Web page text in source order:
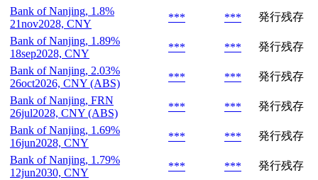
Bank of Nanjing, 1.8%
21nov2028, CNY
*** ***
発行残存
Bank of Nanjing, 1.89%
18sep2028, CNY
*** ***
発行残存
Bank of Nanjing, 2.03%
26oct2026, CNY (ABS)
*** ***
発行残存
Bank of Nanjing, FRN
26jul2028, CNY (ABS)
*** ***
発行残存
Bank of Nanjing, 1.69%
16jun2028, CNY
*** ***
発行残存
Bank of Nanjing, 1.79%
12jun2030, CNY
*** ***
発行残存